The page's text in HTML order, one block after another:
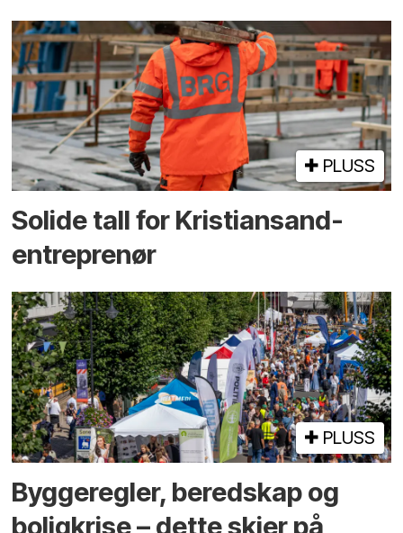
PLUSS
Solide tall for Kristiansand-
entreprenør
PLUSS
Bygge­regler, beredskap og
bolig­krise – dette skjer på